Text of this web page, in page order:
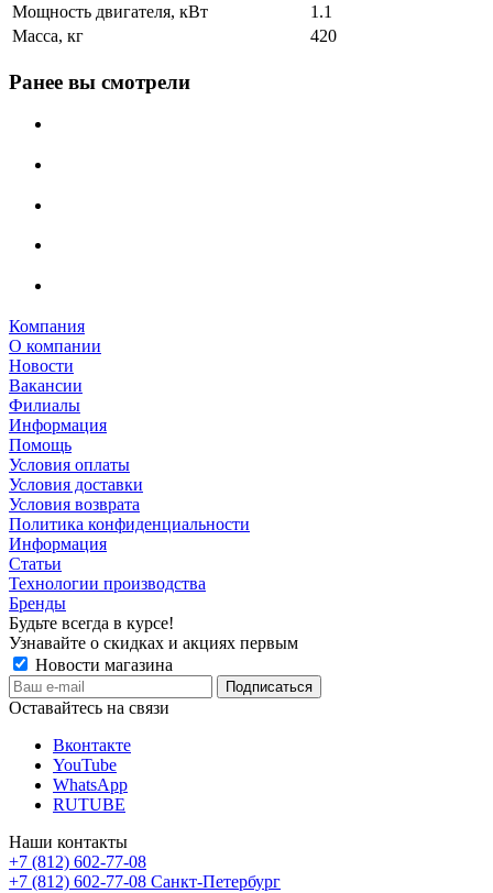
Мощность двигателя, кВт
1.1
Масса, кг
420
Ранее вы смотрели
Компания
О компании
Новости
Вакансии
Филиалы
Информация
Помощь
Условия оплаты
Условия доставки
Условия возврата
Политика конфиденциальности
Информация
Статьи
Технологии производства
Бренды
Будьте всегда в курсе!
Узнавайте о скидках и акциях первым
Новости магазина
Оставайтесь на связи
Вконтакте
YouTube
WhatsApp
RUTUBE
Наши контакты
+7 (812) 602-77-08
+7 (812) 602-77-08 Санкт-Петербург